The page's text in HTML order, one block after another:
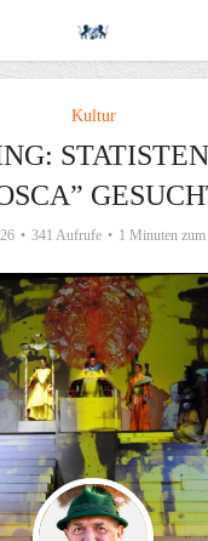
Kultur
341 Aufrufe 1 Minuten zum